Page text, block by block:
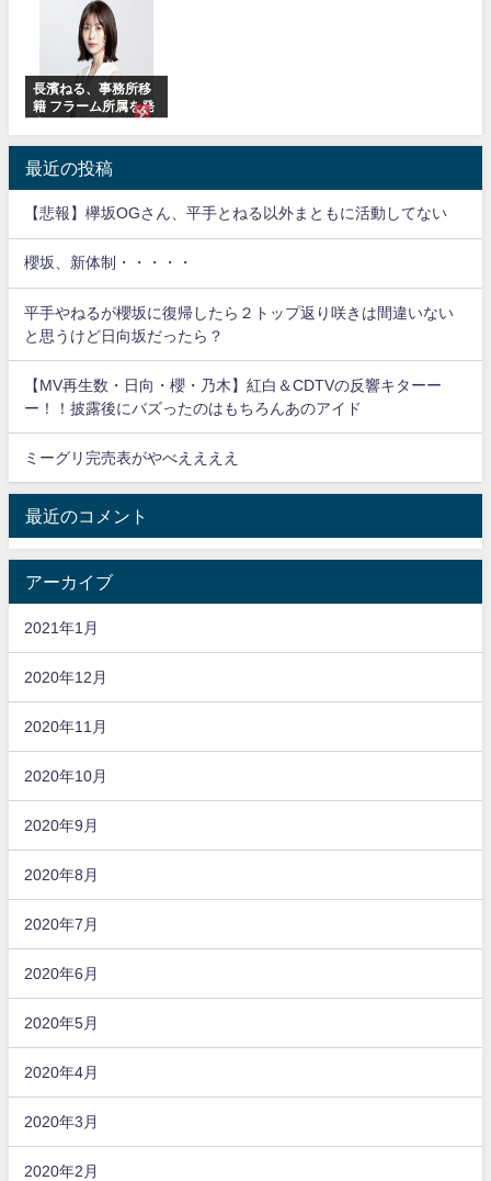
ルグッズ解禁
長濱ねる、事務所移
籍 フラーム所属を発
最近の投稿
【悲報】欅坂OGさん、平手とねる以外まともに活動してない
櫻坂、新体制・・・・・
平手やねるが櫻坂に復帰したら２トップ返り咲きは間違いない
と思うけど日向坂だったら？
【MV再生数・日向・櫻・乃木】紅白＆CDTVの反響キターー
ー！！披露後にバズったのはもちろんあのアイド
ミーグリ完売表がやべええええ
最近のコメント
アーカイブ
2021年1月
2020年12月
2020年11月
2020年10月
2020年9月
2020年8月
2020年7月
2020年6月
2020年5月
2020年4月
2020年3月
2020年2月